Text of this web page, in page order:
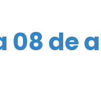
08 de